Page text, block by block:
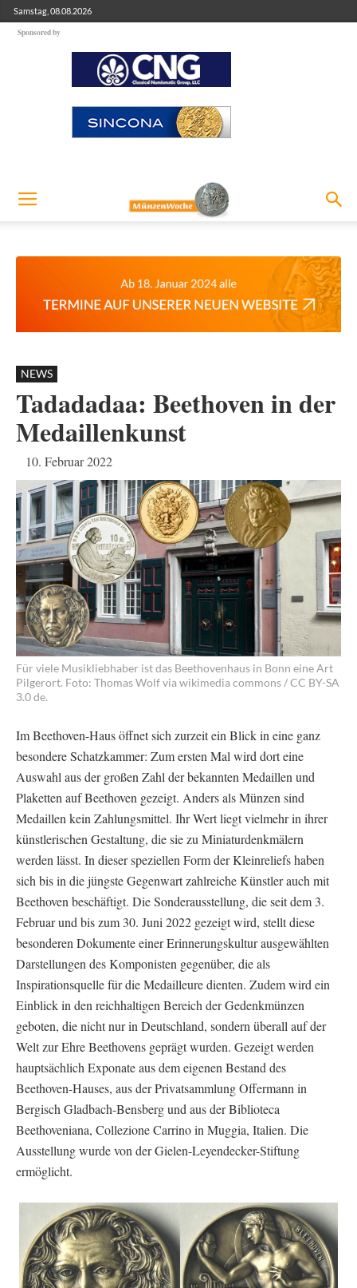
Samstag, 08.08.2026
Sponsored by
NEWS
Tadadadaa: Beethoven in der
Medaillenkunst
10. Februar 2022
Für viele Musikliebhaber ist das Beethovenhaus in Bonn eine Art
Pilgerort. Foto: Thomas Wolf via wikimedia commons / CC BY-SA
3.0 de.
Im Beethoven-Haus öffnet sich zurzeit ein Blick in eine ganz
besondere Schatzkammer: Zum ersten Mal wird dort eine
Auswahl aus der großen Zahl der bekannten Medaillen und
Plaketten auf Beethoven gezeigt. Anders als Münzen sind
Medaillen kein Zahlungsmittel. Ihr Wert liegt vielmehr in ihrer
künstlerischen Gestaltung, die sie zu Miniaturdenkmälern
werden lässt. In dieser speziellen Form der Kleinreliefs haben
sich bis in die jüngste Gegenwart zahlreiche Künstler auch mit
Beethoven beschäftigt. Die Sonderausstellung, die seit dem 3.
Februar und bis zum 30. Juni 2022 gezeigt wird, stellt diese
besonderen Dokumente einer Erinnerungskultur ausgewählten
Darstellungen des Komponisten gegenüber, die als
Inspirationsquelle für die Medailleure dienten. Zudem wird ein
Einblick in den reichhaltigen Bereich der Gedenkmünzen
geboten, die nicht nur in Deutschland, sondern überall auf der
Welt zur Ehre Beethovens geprägt wurden. Gezeigt werden
hauptsächlich Exponate aus dem eigenen Bestand des
Beethoven-Hauses, aus der Privatsammlung Offermann in
Bergisch Gladbach-Bensberg und aus der Biblioteca
Beethoveniana, Collezione Carrino in Muggia, Italien. Die
Ausstellung wurde von der Gielen-Leyendecker-Stiftung
ermöglicht.